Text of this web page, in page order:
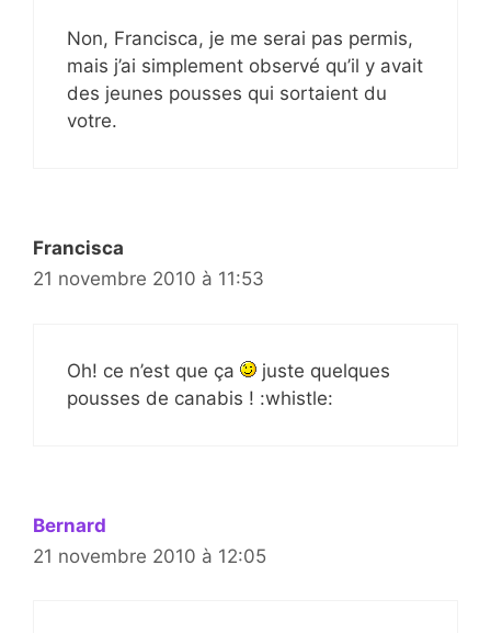
Non, Francisca, je me serai pas permis,
mais j’ai simplement observé qu’il y avait
des jeunes pousses qui sortaient du
votre.
Francisca
21 novembre 2010 à 11:53
Oh! ce n’est que ça
juste quelques
pousses de canabis ! :whistle:
Bernard
21 novembre 2010 à 12:05